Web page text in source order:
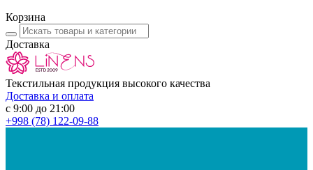
Корзина
Доставка
Текстильная продукция высокого качества
Доставка и оплата
с 9:00 до 21:00
+998 (78) 122-09-88